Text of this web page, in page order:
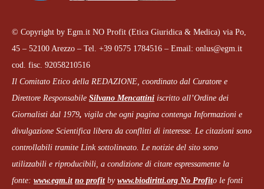
© Copyright by Egm.it NO Profit (Etica Giuridica & Medica) via Po,
45 – 52100 Arezzo – Tel. +39 0575 1784516 – Email: onlus@egm.it
cod. fisc. 92058210516
Il Comitato Etico della REDAZIONE, coordinato dal Curatore e
Direttore Responsabile Silvano Mencattini iscritto all’Ordine dei
Giornalisti dal 1979, vigila che ogni pagina contenga Informazioni e
divulgazione Scientifica libera da conflitti di interesse. Le citazioni sono
controllabili tramite Link sottolineato. Le notizie del sito sono
utilizzabili e riproducibili, a condizione di citare espressamente la
fonte: www.egm.it no profitby www.biodiritti.org No Profito le fonti